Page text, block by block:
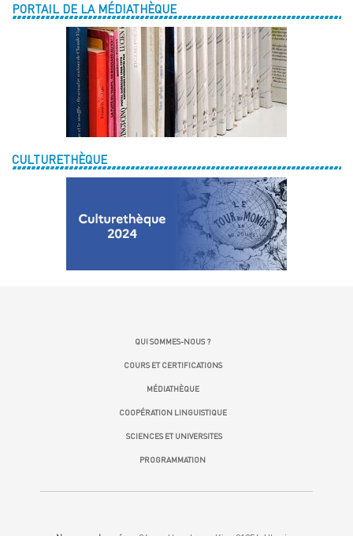
PORTAIL DE LA MÉDIATHÈQUE
CULTURETHÈQUE
QUI SOMMES-NOUS ?
COURS ET CERTIFICATIONS
MÉDIATHÈQUE
COOPÉRATION LINGUISTIQUE
SCIENCES ET UNIVERSITES
PROGRAMMATION